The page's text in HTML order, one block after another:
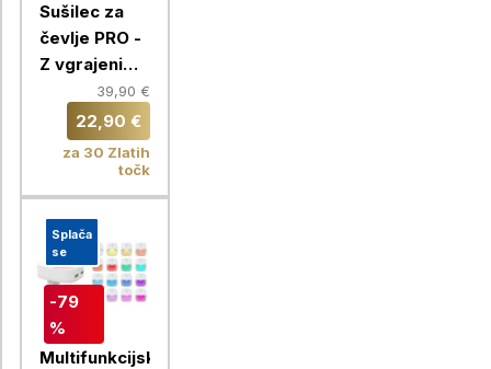
Sušilec za
čevlje PRO -
Z vgrajenim
časovnikom
in 360°
kroženjem
39,90 €
22,90 €
za 30 Zlatih
točk
Splača
se
-79
%
Multifunkcijska